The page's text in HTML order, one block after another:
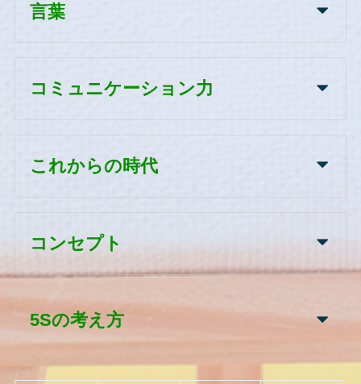
言葉
コミュニケーション力
これからの時代
コンセプト
5Sの考え方